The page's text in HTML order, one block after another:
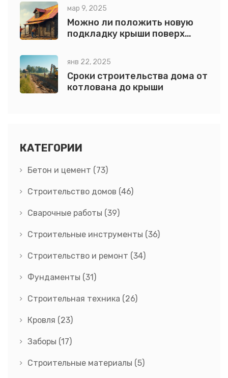
мар 9, 2025
Можно ли положить новую
подкладку крыши поверх
янв 22, 2025
Сроки строительства дома от
котлована до крыши
КАТЕГОРИИ
Бетон и цемент (73)
Строительство домов (46)
Сварочные работы (39)
Строительные инструменты (36)
Строительство и ремонт (34)
Фундаменты (31)
Строительная техника (26)
Кровля (23)
Заборы (17)
Строительные материалы (5)